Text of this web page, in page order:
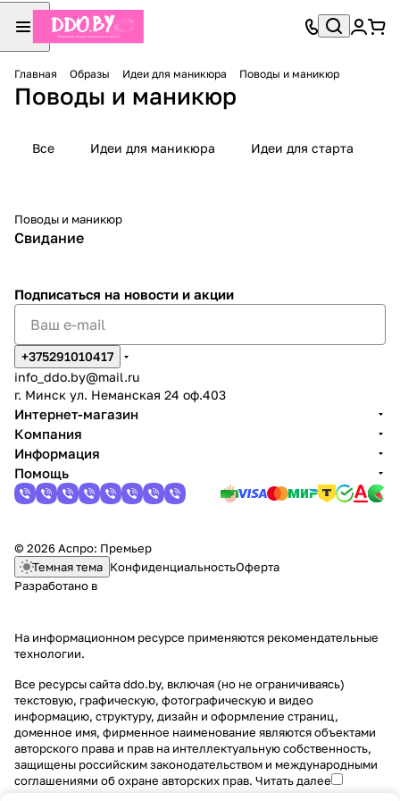
Главная Образы Идеи для маникюра Поводы и маникюр
Поводы и маникюр
Все Идеи для маникюра Идеи для старта
Поводы и маникюр
Свидание
Подписаться на новости и акции
+375291010417
info_ddo.by@mail.ru
г. Минск ул. Неманская 24 оф.403
Интернет-магазин
Компания
Информация
Помощь
© 2026 Аспро: Премьер
Темная тема КонфиденциальностьОферта
Разработано в
На информационном ресурсе применяются рекомендательные
технологии.
Все ресурсы сайта ddo.by, включая (но не ограничиваясь)
текстовую, графическую, фотографическую и видео
информацию, структуру, дизайн и оформление страниц,
доменное имя, фирменное наименование являются объектами
авторского права и прав на интеллектуальную собственность,
защищены российским законодательством и международными
соглашениями об охране авторских прав. Читать далее